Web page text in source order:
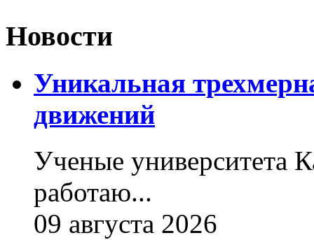
Новости
Уникальная
движений
Ученые университета
работаю...
09 августа 2026